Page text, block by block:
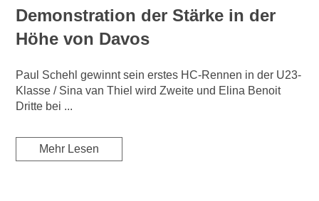
Demonstration der Stärke in der
Höhe von Davos
Paul Schehl gewinnt sein erstes HC-Rennen in der U23-
Klasse / Sina van Thiel wird Zweite und Elina Benoit
Dritte bei ...
Mehr Lesen